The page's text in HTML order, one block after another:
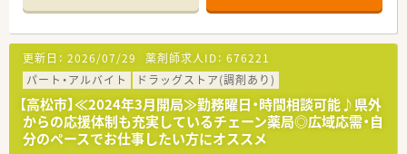
す。
＜業務内容＞
■調剤・投薬・監査等外来処方箋対応をお願いいたします。
■内科、呼吸器科メイン応需。応需処方箋枚数は105枚/日、薬剤
師常勤7名在籍しています。
＜研修制度＞
■ご入職後は実務を通じて一連の業務を習得いただきます。
更新日： 2026/07/29 薬剤師求人ID： 676221
パート・アルバイト
ドラッグストア(調剤あり)
【高松市】≪2024年3月開局≫勤務曜日・時間相談可能♪県外
からの応援体制も充実しているチェーン薬局◎広域応需・自
分のペースでお仕事したい方にオススメ